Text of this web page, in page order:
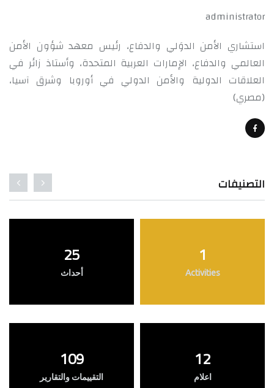
administrator
استشاري الأمن الدوَلي والدفاع، رئيس معهد شؤون الأمن
العالمي والدفاع، الإمارات العربية المتحدة، وأستاذ زائر في
العلاقات الدولية والأمن الدولي في أوروبا وشرق آسيا،
(مصري)
التصنيفات
1
Activities
25
أحداث
12
اعلام
109
التقييمات والتقارير